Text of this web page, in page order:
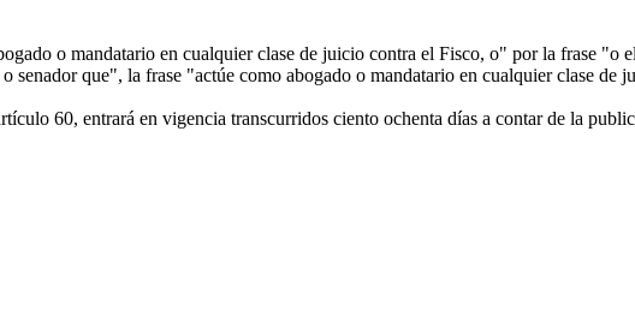
o mandatario en cualquier clase de juicio contra el Fisco, o" por la frase "o
que", la frase "actúe como abogado o mandatario en cualquier clase de
60, entrará en vigencia transcurridos ciento ochenta días a contar de la